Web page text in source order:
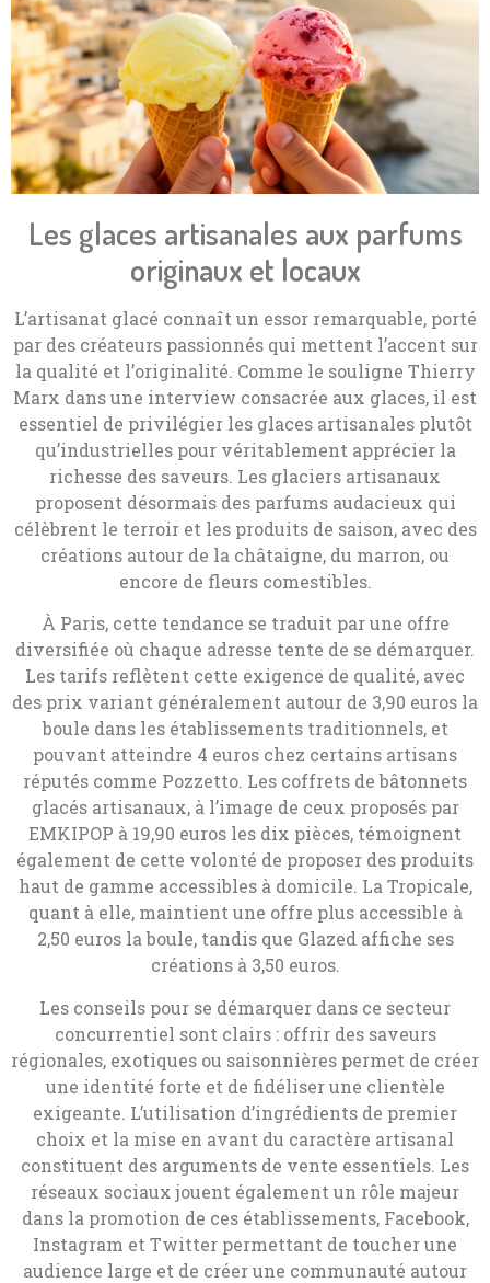
Les glaces artisanales aux parfums
originaux et locaux
L’artisanat glacé connaît un essor remarquable, porté
par des créateurs passionnés qui mettent l’accent sur
la qualité et l’originalité. Comme le souligne Thierry
Marx dans une interview consacrée aux glaces, il est
essentiel de privilégier les glaces artisanales plutôt
qu’industrielles pour véritablement apprécier la
richesse des saveurs. Les glaciers artisanaux
proposent désormais des parfums audacieux qui
célèbrent le terroir et les produits de saison, avec des
créations autour de la châtaigne, du marron, ou
encore de fleurs comestibles.
À Paris, cette tendance se traduit par une offre
diversifiée où chaque adresse tente de se démarquer.
Les tarifs reflètent cette exigence de qualité, avec
des prix variant généralement autour de 3,90 euros la
boule dans les établissements traditionnels, et
pouvant atteindre 4 euros chez certains artisans
réputés comme Pozzetto. Les coffrets de bâtonnets
glacés artisanaux, à l’image de ceux proposés par
EMKIPOP à 19,90 euros les dix pièces, témoignent
également de cette volonté de proposer des produits
haut de gamme accessibles à domicile. La Tropicale,
quant à elle, maintient une offre plus accessible à
2,50 euros la boule, tandis que Glazed affiche ses
créations à 3,50 euros.
Les conseils pour se démarquer dans ce secteur
concurrentiel sont clairs : offrir des saveurs
régionales, exotiques ou saisonnières permet de créer
une identité forte et de fidéliser une clientèle
exigeante. L’utilisation d’ingrédients de premier
choix et la mise en avant du caractère artisanal
constituent des arguments de vente essentiels. Les
réseaux sociaux jouent également un rôle majeur
dans la promotion de ces établissements, Facebook,
Instagram et Twitter permettant de toucher une
audience large et de créer une communauté autour